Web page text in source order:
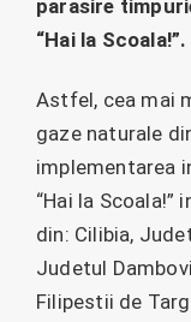
parasire
“Hai la Scoala!”.
Astfel, cea mai
gaze naturale
implementarea
“Hai la
din: Cilibia,
Judetul
Filipestii de